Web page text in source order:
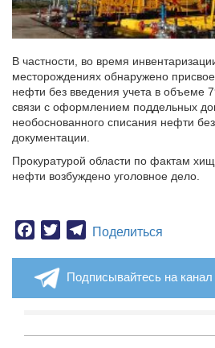
В частности, во время
месторождениях обнаружено
нефти без введения учета в объеме
связи с оформлением поддельных
необоснованного списания нефти
документации.
Прокуратурой области по фактам
нефти возбуждено уголовное дело.
Facebook
TwitterTelegram
Поделиться
Подписывайтесь на